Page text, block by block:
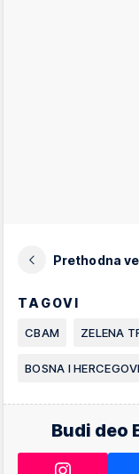
Prethodna
TAGOVI
CBAM ZELENA
BOSNA I
Budi deo